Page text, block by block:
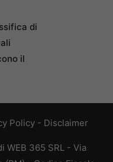
di
il
Policy - Disclaimer
WEB 365 SRL - Via